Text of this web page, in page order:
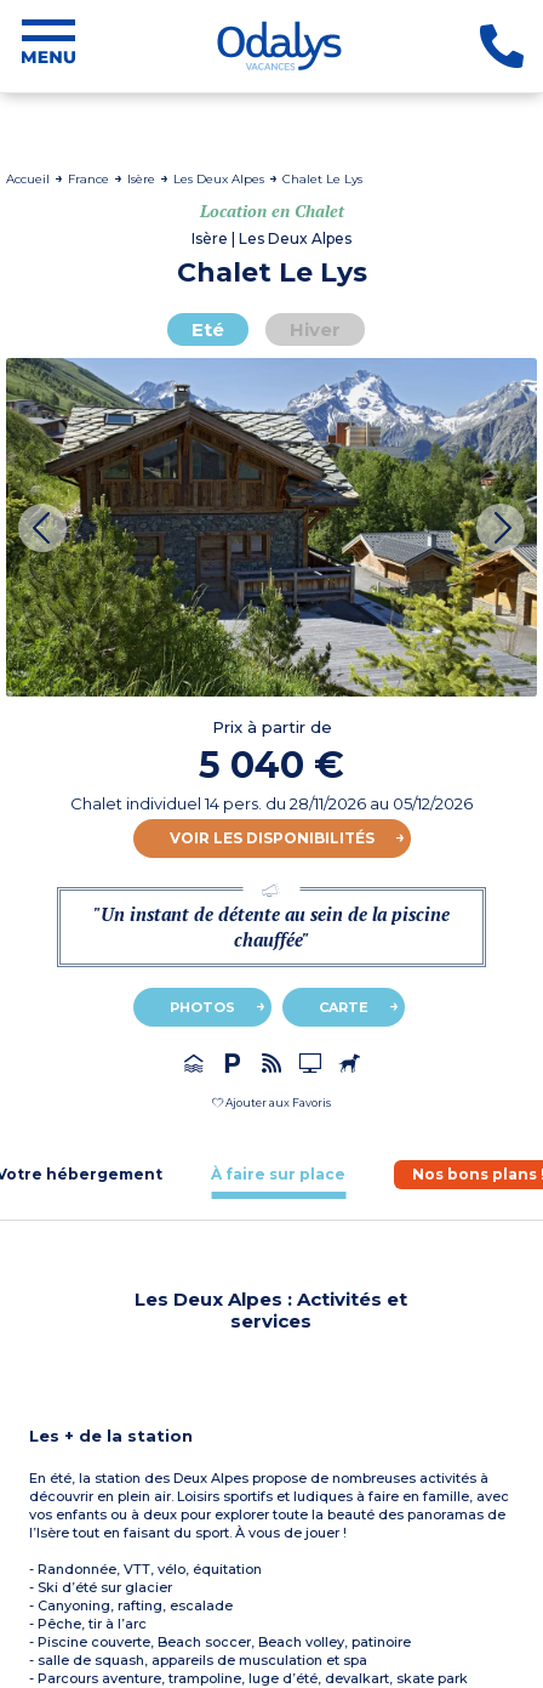
Accueil France Isère Les Deux Alpes Chalet Le Lys
Location en Chalet
Isère | Les Deux Alpes
Chalet Le Lys
Eté Hiver
Prix à partir de
5 040 €
Chalet individuel 14 pers. du 28/11/2026 au 05/12/2026
VOIR LES DISPONIBILITÉS
"Un instant de détente au sein de la piscine
chauffée"
PHOTOS CARTE
Ajouter aux Favoris
hébergement À faire sur place Nos bons plans
Les Deux Alpes : Activités et
services
Les + de la station
En été, la station des Deux Alpes propose de nombreuses activités à
découvrir en plein air. Loisirs sportifs et ludiques à faire en famille, avec
vos enfants ou à deux pour explorer toute la beauté des panoramas de
l’Isère tout en faisant du sport. À vous de jouer !
- Randonnée, VTT, vélo, équitation
- Ski d’été sur glacier
- Canyoning, rafting, escalade
- Pêche, tir à l’arc
- Piscine couverte, Beach soccer, Beach volley, patinoire
- salle de squash, appareils de musculation et spa
- Parcours aventure, trampoline, luge d’été, devalkart, skate park